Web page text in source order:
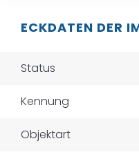
ECKDATEN DER
Status
Kennung
Objektart